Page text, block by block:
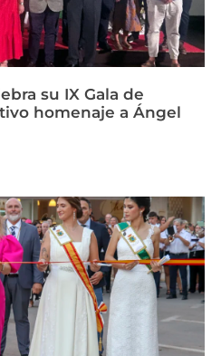
su IX Gala de
homenaje a Ángel